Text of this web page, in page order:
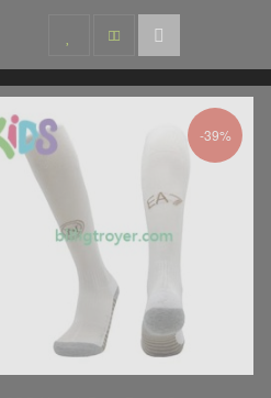
-39%